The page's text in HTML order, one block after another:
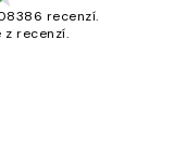
recenzí.
z recenzí.